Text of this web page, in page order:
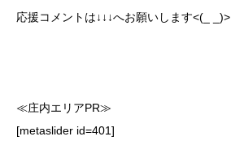
応援コメントは↓↓↓へお願いします<(_ _)>
≪庄内エリアPR≫
[metaslider id=401]